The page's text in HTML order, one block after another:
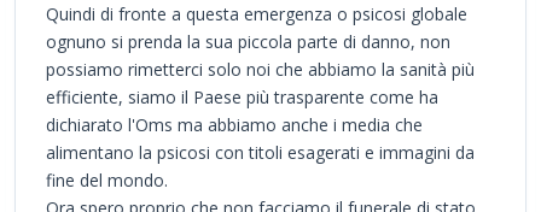
Quindi di fronte a questa emergenza o psicosi globale
ognuno si prenda la sua piccola parte di danno, non
possiamo rimetterci solo noi che abbiamo la sanità più
efficiente, siamo il Paese più trasparente come ha
dichiarato l'Oms ma abbiamo anche i media che
alimentano la psicosi con titoli esagerati e immagini da
fine del mondo.